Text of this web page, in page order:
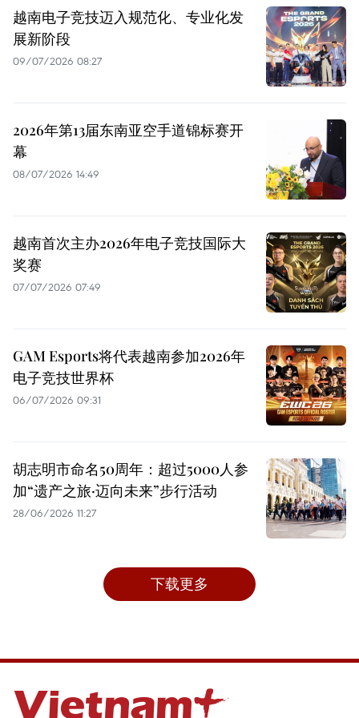
越南电子竞技迈入规范化、专业化发
展新阶段
09/07/2026 08:27
2026年第13届东南亚空手道锦标赛开
幕
08/07/2026 14:49
越南首次主办2026年电子竞技国际大
奖赛
07/07/2026 07:49
GAM Esports将代表越南参加2026年
电子竞技世界杯
06/07/2026 09:31
胡志明市命名50周年：超过5000人参
加“遗产之旅·迈向未来”步行活动
28/06/2026 11:27
下载更多